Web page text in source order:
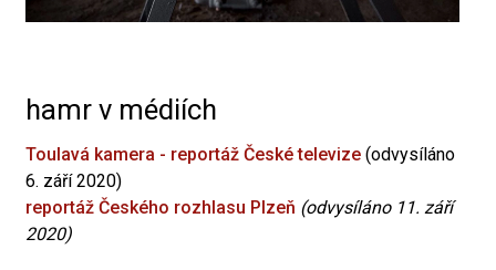
hamr v médiích
Toulavá kamera - reportáž České televize (odvysíláno
6. září 2020)
reportáž Českého rozhlasu Plzeň (odvysíláno 11. září
2020)